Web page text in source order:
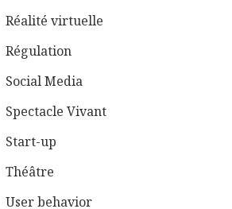
Réalité virtuelle
Régulation
Social Media
Spectacle Vivant
Start-up
Théâtre
User behavior